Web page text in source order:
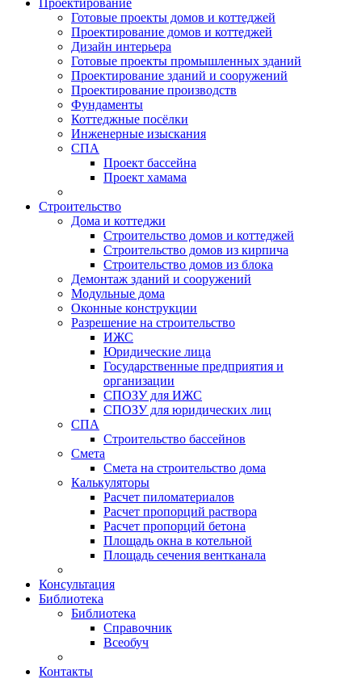
Проектирование
Готовые проекты домов и коттеджей
Проектирование домов и коттеджей
Дизайн интерьера
Готовые проекты промышленных зданий
Проектирование зданий и сооружений
Проектирование производств
Фундаменты
Коттеджные посёлки
Инженерные изыскания
СПА
Проект бассейна
Проект хамама
Строительство
Дома и коттеджи
Строительство домов и коттеджей
Строительство домов из кирпича
Строительство домов из блока
Демонтаж зданий и сооружений
Модульные дома
Оконные конструкции
Разрешение на строительство
ИЖС
Юридические лица
Государственные предприятия и
организации
СПОЗУ для ИЖС
СПОЗУ для юридических лиц
СПА
Строительство бассейнов
Смета
Смета на строительство дома
Калькуляторы
Расчет пиломатериалов
Расчет пропорций раствора
Расчет пропорций бетона
Площадь окна в котельной
Площадь сечения вентканала
Консультация
Библиотека
Библиотека
Справочник
Всеобуч
Контакты